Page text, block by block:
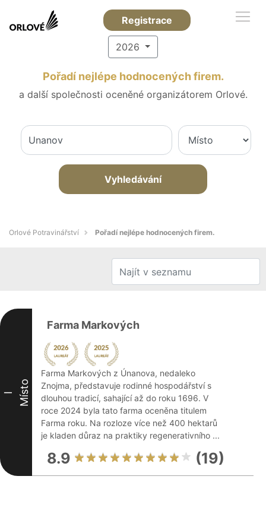
Registrace
2026
Pořadí nejlépe hodnocených firem.
a další společnosti oceněné organizátorem Orlové.
Vyhledávání
Orlové Potravinářství Pořadí nejlépe hodnocených firem.
I Místo
Farma Markových
Farma Markových z Únanova, nedaleko
Znojma, představuje rodinné hospodářství s
dlouhou tradicí, sahající až do roku 1696. V
roce 2024 byla tato farma oceněna titulem
Farma roku. Na rozloze více než 400 hektarů
je kladen důraz na praktiky regenerativního ...
8.9 (19)